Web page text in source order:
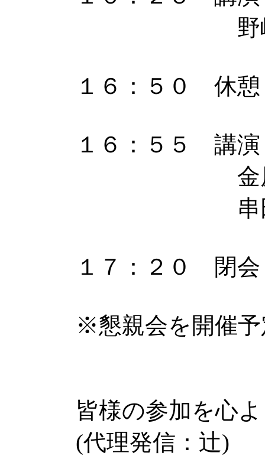
野崎 貴裕
１６：５０ 休憩
１６：５５ 講
金原 賢児
串田雄一郎(
１７：２０ 閉会
※懇親会を開催
皆様の参加を心
(代理発信：辻)